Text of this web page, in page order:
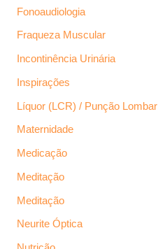
Fonoaudiologia
Fraqueza Muscular
Incontinência Urinária
Inspirações
Líquor (LCR) / Punção Lombar
Maternidade
Medicação
Meditação
Meditação
Neurite Óptica